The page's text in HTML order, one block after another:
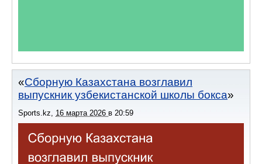
Сборную Казахстана возглавил
выпускник узбекистанской школы бокса
Sports.kz, 16 марта 2026 в 20:59